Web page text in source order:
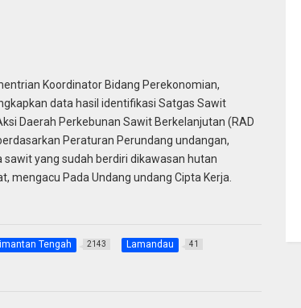
Koordinator Bidang Perekonomian,
data hasil identifikasi Satgas Sawit
Daerah Perkebunan Sawit Berkelanjutan (RAD
Peraturan Perundang undangan,
yang sudah berdiri dikawasan hutan
mengacu Pada Undang undang Cipta Kerja.
Tengah 2143 Lamandau 41